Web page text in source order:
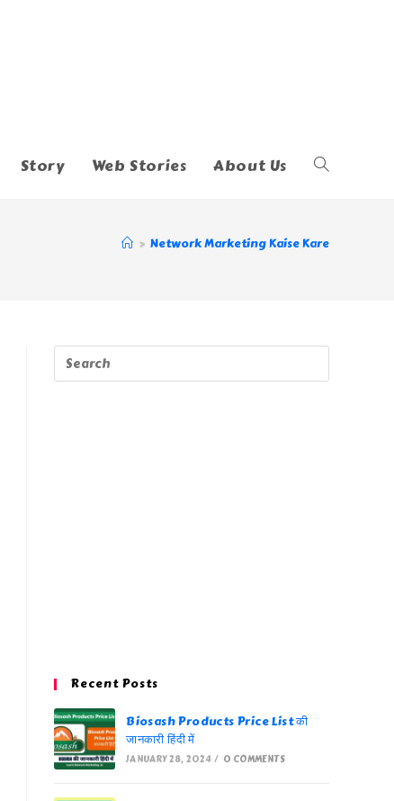
Story Web Stories About Us Toggle
> Network Marketing Kaise Kare
Recent Posts
Biosash Products Price List की
जानकारी हिंदी में
JANUARY 28, 2024 / 0 COMMENTS